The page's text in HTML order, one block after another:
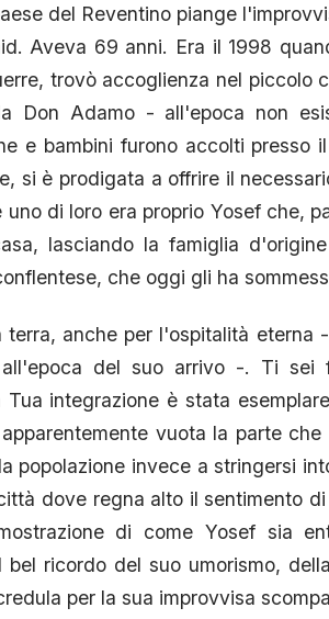
del Reventino piange
Aveva 69 anni. Era il 1998
trovò accoglienza nel piccolo
Don Adamo - all'epoca non
e bambini furono accolti presso
si è prodigata a offrire il
uno di loro era proprio Yosef che,
lasciando la famiglia
che oggi gli ha
anche per l'ospitalità eterna
del suo arrivo -. Ti sei
Tua integrazione è stata
vuota la parte
popolazione invece a stringersi
dove regna alto il sentimento
di come Yosef sia
bel ricordo del suo umorismo,
per la sua improvvisa